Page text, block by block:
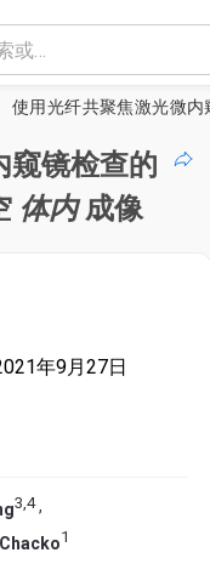
窥镜检查的
体内成像
年9月27日
3,4,
1